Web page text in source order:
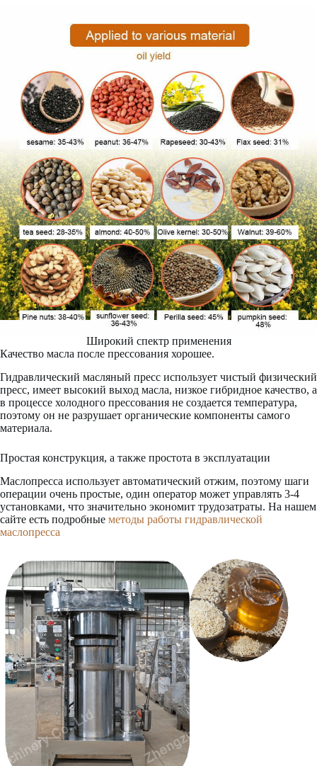
Широкий спектр применения
Качество масла после прессования хорошее.
Гидравлический масляный пресс использует чистый физический
пресс, имеет высокий выход масла, низкое гибридное качество, а
в процессе холодного прессования не создается температура,
поэтому он не разрушает органические компоненты самого
материала.
Простая конструкция, а также простота в эксплуатации
Маслопресса использует автоматический отжим, поэтому шаги
операции очень простые, один оператор может управлять 3-4
установками, что значительно экономит трудозатраты. На нашем
сайте есть подробные методы работы гидравлической
маслопресса